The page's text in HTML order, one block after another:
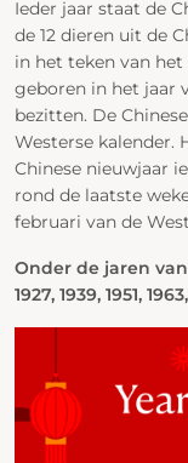
Ieder jaar staat de
de 12 dieren uit de
in het teken van
geboren in het jaar
bezitten. De
Westerse kalender.
Chinese nieuwjaar
rond de laatste
februari van de
Onder de jaren
1927, 1939, 1951,